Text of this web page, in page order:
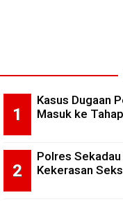
Kasus Dugaan
Masuk ke
Polres
Kekerasan